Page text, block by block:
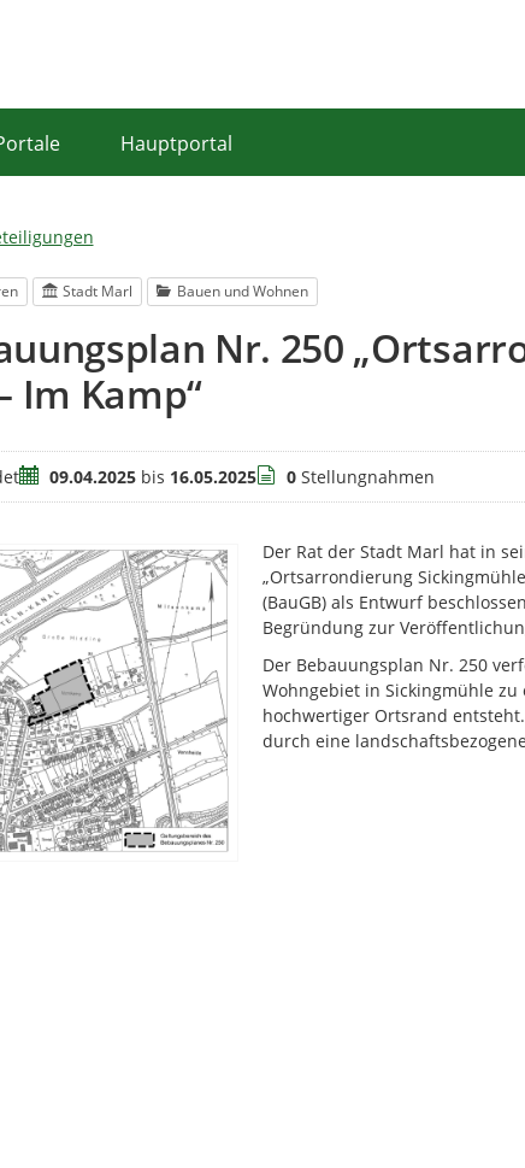
Hauptportal
Stadt Marl Bauen und Wohnen
Nr. 250
Im Kamp“
Zeitraum
09.04.2025bis 16.05.2025Stellungnahmen
0Stellungnahmen
Der Rat der Stadt Marl hat in
„Ortsarrondierung
(BauGB) als Entwurf
Begründung zur
Der Bebauungsplan Nr. 250
Wohngebiet in Sickingmühle
hochwertiger Ortsrand
durch eine